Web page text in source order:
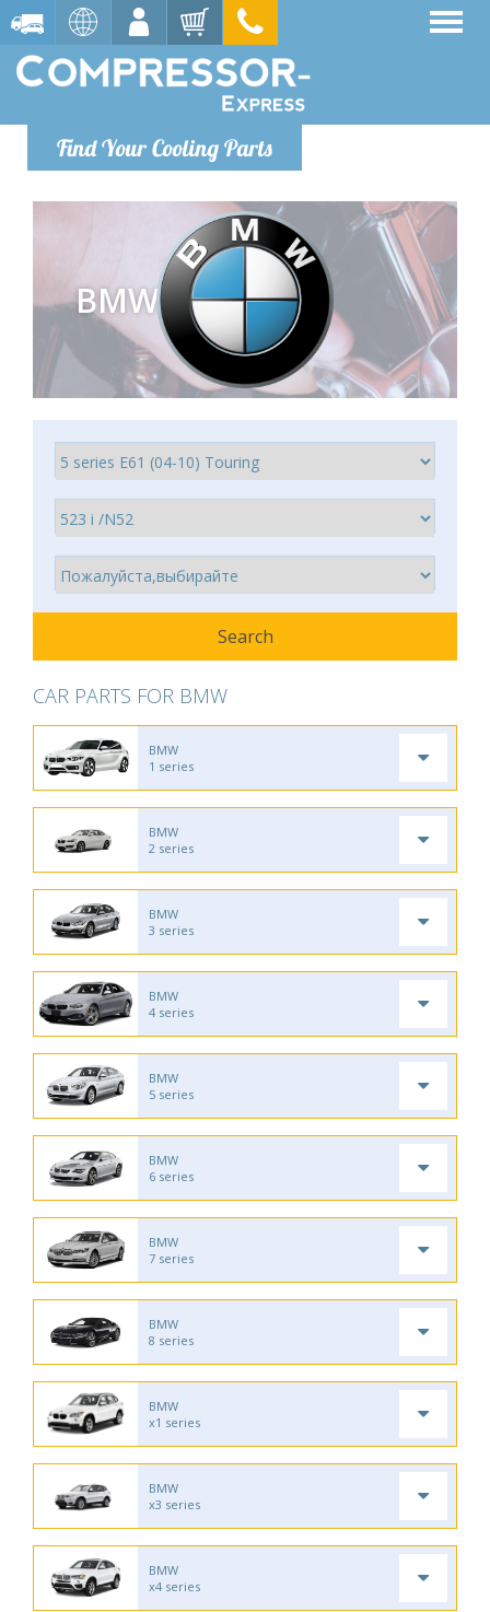
Find Your Cooling Parts
BMW
CAR PARTS FOR BMW
BMW
1 series
BMW
2 series
BMW
3 series
BMW
4 series
BMW
5 series
BMW
6 series
BMW
7 series
BMW
8 series
BMW
x1 series
BMW
x3 series
BMW
x4 series